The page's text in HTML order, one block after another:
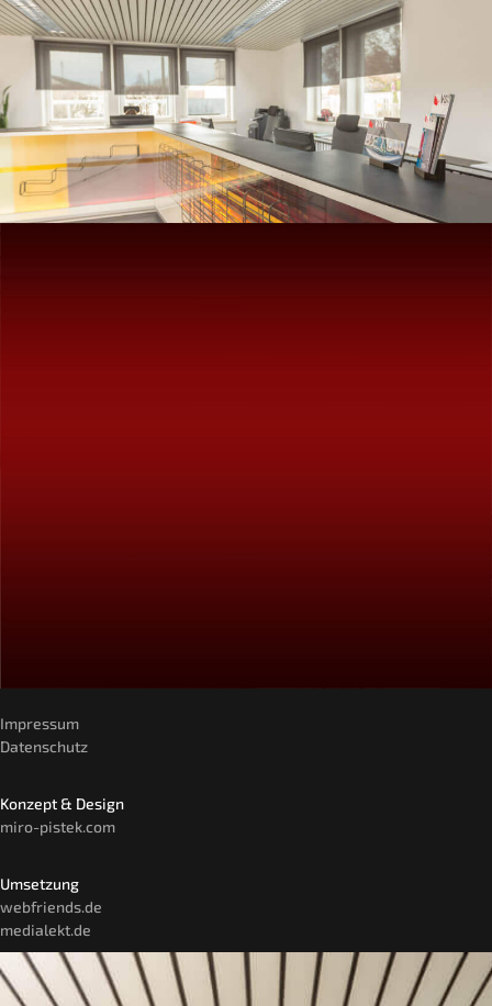
Impressum
Datenschutz
Konzept & Design
miro-pistek.com
Umsetzung
webfriends.de
medialekt.de